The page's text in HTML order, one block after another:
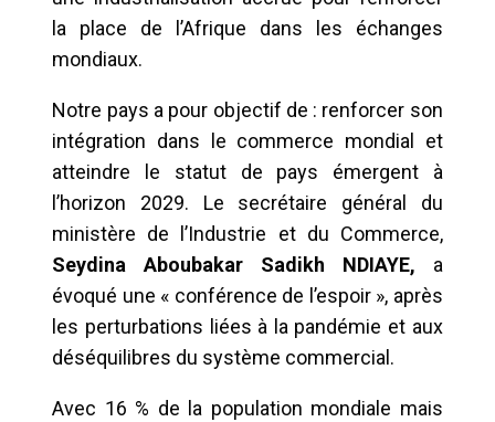
la place de l’Afrique dans les échanges
mondiaux.
Notre pays a pour objectif de : renforcer son
intégration dans le commerce mondial et
atteindre le statut de pays émergent à
l’horizon 2029. Le secrétaire général du
ministère de l’Industrie et du Commerce,
Seydina Aboubakar Sadikh NDIAYE, a
évoqué une « conférence de l’espoir », après
les perturbations liées à la pandémie et aux
déséquilibres du système commercial.
Avec 16 % de la population mondiale mais